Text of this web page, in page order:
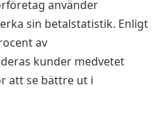
använder
sin betalstatistik. Enligt
av
kunder medvetet
att se bättre ut i